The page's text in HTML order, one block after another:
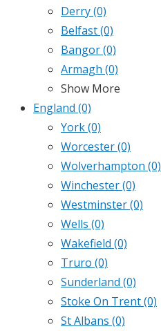
Derry(0)
Belfast(0)
Bangor(0)
Armagh (0)
Show More
England (0)
York(0)
Worcester(0)
Wolverhampton (0)
Winchester(0)
Westminster(0)
Wells (0)
Wakefield (0)
Truro (0)
Sunderland (0)
Stoke On Trent(0)
St Albans (0)